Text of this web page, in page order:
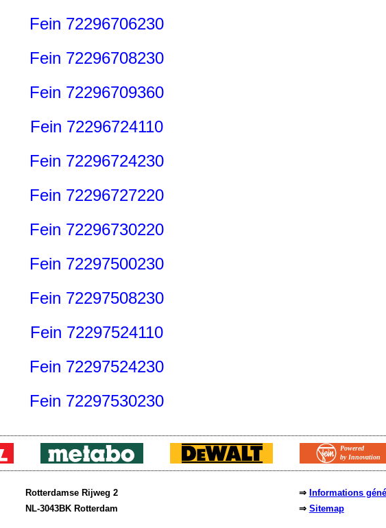
Fein 72296706230
Fein 72296708230
Fein 72296709360
Fein 72296724110
Fein 72296724230
Fein 72296727220
Fein 72296730220
Fein 72297500230
Fein 72297508230
Fein 72297524110
Fein 72297524230
Fein 72297530230
Rotterdamse Rijweg 2
NL-3043BK Rotterdam
⇒ Informations
⇒ Sitemap